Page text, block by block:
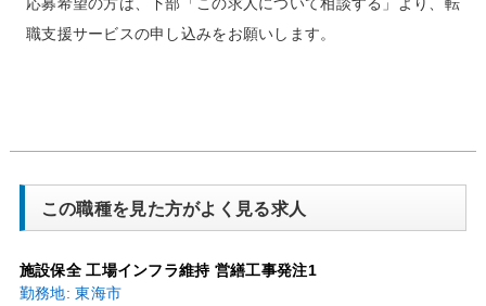
職支援サービスの申し込みをお願いします。
この職種を見た方がよく見る求人
施設保全 工場インフラ維持 営繕工事発注1
勤務地: 東海市